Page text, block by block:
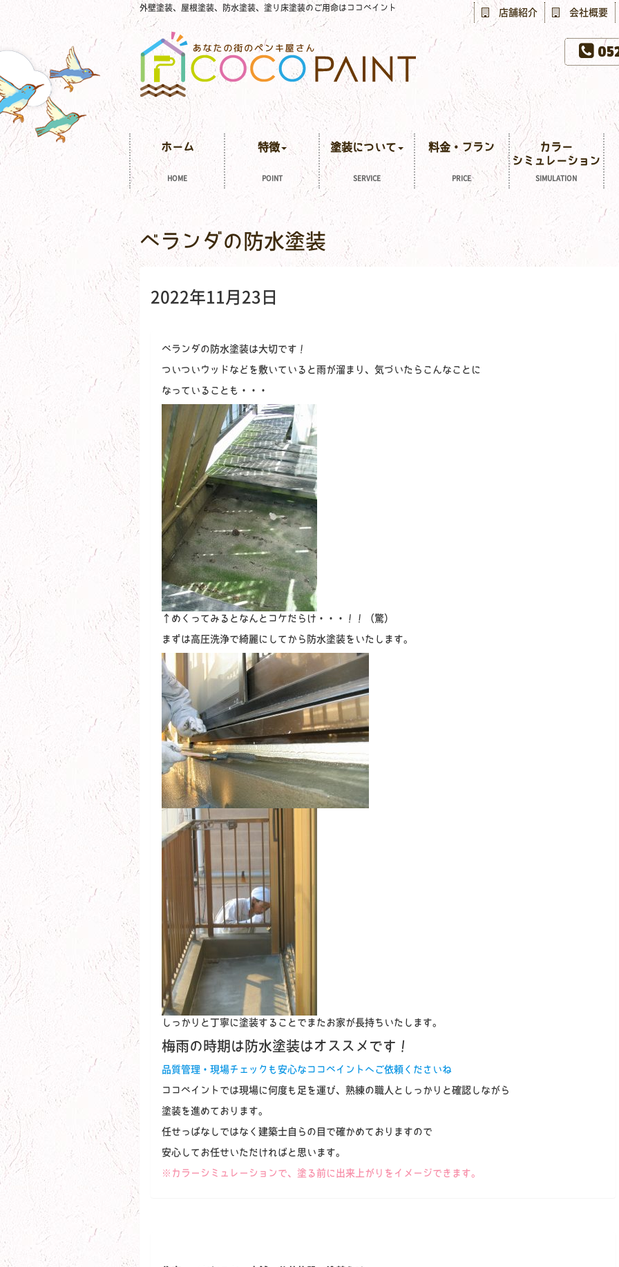
外壁塗装、屋根塗装、防水塗装、塗り床塗装のご用命はココペイント 店舗紹介 会社概要
HOME
ホーム
POINT
特徴
SERVICE
塗装について
PRICE
料金・プラン
SIMULATION
カラー
シミュレーション
ベランダの防水塗装
2022年11月23日
ベランダの防水塗装は大切です！
ついついウッドなどを敷いていると雨が溜まり、気づいたらこんなことに
なっていることも・・・
↑めくってみるとなんとコケだらけ・・・！！（驚）
まずは高圧洗浄で綺麗にしてから防水塗装をいたします。
しっかりと丁寧に塗装することでまたお家が長持ちいたします。
梅雨の時期は防水塗装はオススメです！
品質管理・現場チェックも安心なココペイントへご依頼くださいね
ココペイントでは現場に何度も足を運び、熟練の職人としっかりと確認しながら
塗装を進めております。
任せっぱなしではなく建築士自らの目で確かめておりますので
安心してお任せいただければと思います。
※カラーシミュレーションで、塗る前に出来上がりをイメージできます。